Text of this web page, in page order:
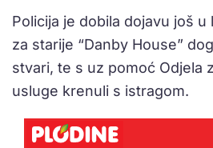
Policija je dobila dojavu još
za starije “Danby House”
stvari, te s uz pomoć Odjela
usluge krenuli s istragom.